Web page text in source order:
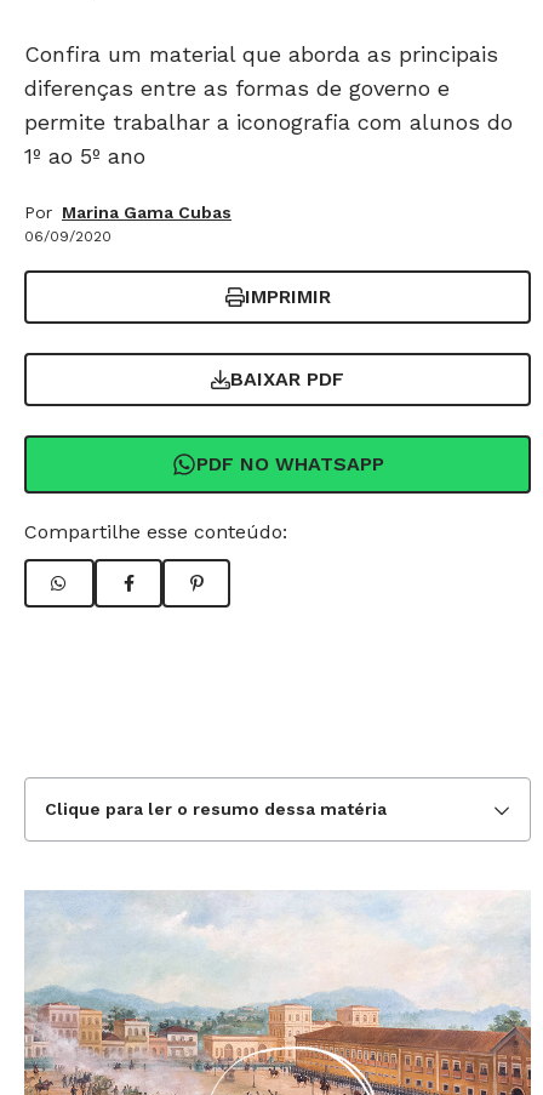
Confira um material que aborda as principais
diferenças entre as formas de governo e
permite trabalhar a iconografia com alunos do
1º ao 5º ano
Por Marina Gama Cubas
06/09/2020
IMPRIMIR
BAIXAR PDF
PDF NO WHATSAPP
Compartilhe esse conteúdo:
Clique para ler o resumo dessa matéria